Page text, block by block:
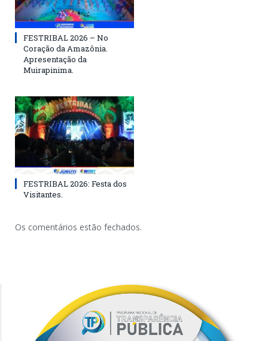
FESTRIBAL 2026 – No
Coração da Amazônia.
Apresentação da
Muirapinima.
FESTRIBAL 2026: Festa dos
Visitantes.
Os comentários estão fechados.